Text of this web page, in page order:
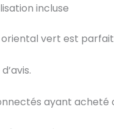
incluse
vert est
ayant acheté